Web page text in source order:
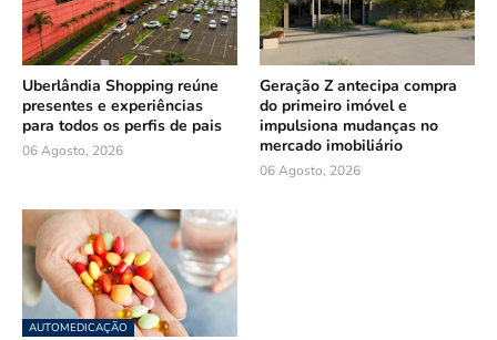
Uberlândia Shopping reúne
presentes e experiências
para todos os perfis de pais
06 Agosto, 2026
Geração Z antecipa compra
do primeiro imóvel e
impulsiona mudanças no
mercado imobiliário
06 Agosto, 2026
AUTOMEDICAÇÃO